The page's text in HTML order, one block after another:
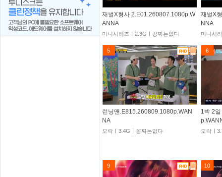
재벌X형사 2.E01.260807.1080p.W
ANNA
미니시리즈ㅣ2.3Gㅣ꽁짜는없다
재벌X
NNA
미니시
5
런닝맨.E815.260809.1080p.WAN
NA
오락ㅣ3.4Gㅣ꽁짜는없다
6
1박 2
오락ㅣ
9 10